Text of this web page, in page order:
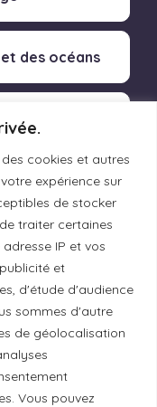
cookies et autres
expérience sur
de stocker
traiter certaines
IP et vos
et
d'étude d'audience
sommes d'autre
de géolocalisation
Vous pouvez
des océans